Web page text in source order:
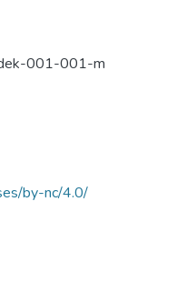
001-001-m
by-nc/4.0/